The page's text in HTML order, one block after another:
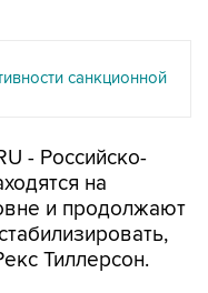
санкционной
- Российско-
на
и продолжают
Тиллерсон.